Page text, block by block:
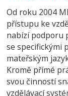
Od roku 2004
přístupu ke
nabízí podporu
se specifickými
mateřským
Kromě přímé
svou činností
vzdělávací